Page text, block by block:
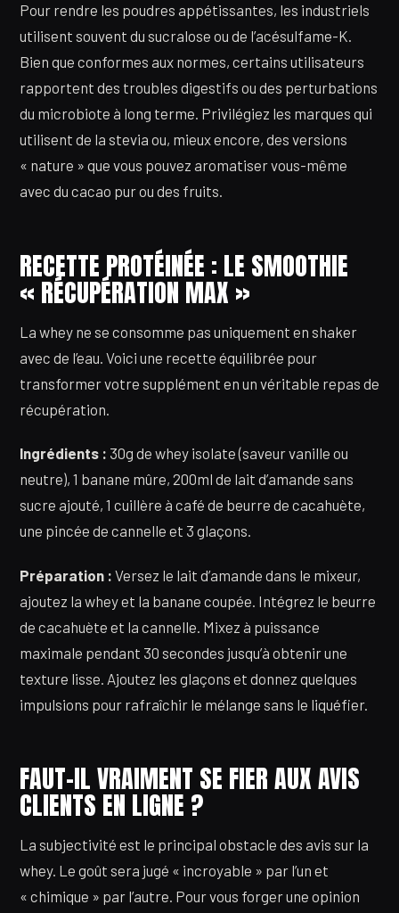
Pour rendre les poudres appétissantes, les industriels
utilisent souvent du sucralose ou de l’acésulfame-K.
Bien que conformes aux normes, certains utilisateurs
rapportent des troubles digestifs ou des perturbations
du microbiote à long terme. Privilégiez les marques qui
utilisent de la stevia ou, mieux encore, des versions
« nature » que vous pouvez aromatiser vous-même
avec du cacao pur ou des fruits.
RECETTE PROTÉINÉE : LE SMOOTHIE
« RÉCUPÉRATION MAX »
La whey ne se consomme pas uniquement en shaker
avec de l’eau. Voici une recette équilibrée pour
transformer votre supplément en un véritable repas de
récupération.
Ingrédients : 30g de whey isolate (saveur vanille ou
neutre), 1 banane mûre, 200ml de lait d’amande sans
sucre ajouté, 1 cuillère à café de beurre de cacahuète,
une pincée de cannelle et 3 glaçons.
Préparation : Versez le lait d’amande dans le mixeur,
ajoutez la whey et la banane coupée. Intégrez le beurre
de cacahuète et la cannelle. Mixez à puissance
maximale pendant 30 secondes jusqu’à obtenir une
texture lisse. Ajoutez les glaçons et donnez quelques
impulsions pour rafraîchir le mélange sans le liquéfier.
FAUT-IL VRAIMENT SE FIER AUX AVIS
CLIENTS EN LIGNE ?
La subjectivité est le principal obstacle des avis sur la
whey. Le goût sera jugé « incroyable » par l’un et
« chimique » par l’autre. Pour vous forger une opinion